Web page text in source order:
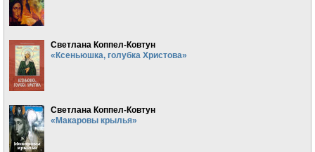
Светлана Коппел-Ковтун
«Ксеньюшка, голубка Христова»
Светлана Коппел-Ковтун
«Макаровы крылья»